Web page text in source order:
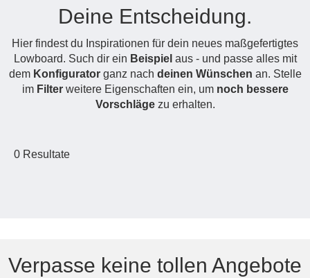
Massivholzschrank
Hängeschrank
Hängeboard
TV-Möbel
aus
Massivholz
Badezimmerschrank
Spiegelschrank
Doppelbett
Polstermöbel
Sofa
Ecksofa
Sessel
Outdoor-
Outdoorküche
Produktlinie
Selection
Deine Entscheidung.
Hier findest du Inspirationen für dein neues maßgefertigtes
Lowboard. Such dir ein Beispiel aus - und passe alles mit
dem Konfiguratorganz nach deinen Wünschen an. Stelle
im Filterweitere Eigenschaften ein, um noch bessere
Vorschlägezu erhalten.
0 Resultate
Verpasse keine tollen Angebote
Fronten renovieren
Für Dachschrägen
Hängeboards
Massivholz-Schränke & -Regale
Sideboards
White Living